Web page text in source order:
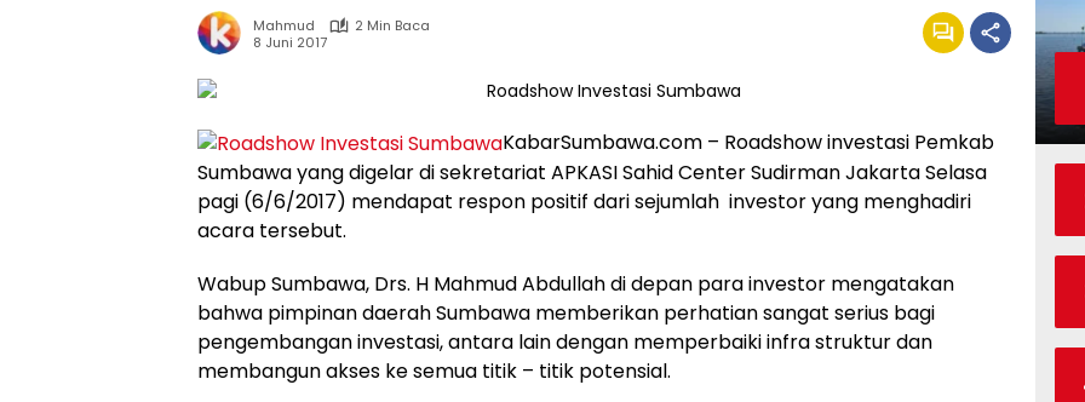
Mahmud
2 Min Baca
8 Juni 2017
KabarSumbawa.com – Roadshow investasi Pemkab
Sumbawa yang digelar di sekretariat APKASI Sahid Center Sudirman Jakarta Selasa
pagi (6/6/2017) mendapat respon positif dari sejumlah investor yang menghadiri
acara tersebut.
Wabup Sumbawa, Drs. H Mahmud Abdullah di depan para investor mengatakan
bahwa pimpinan daerah Sumbawa memberikan perhatian sangat serius bagi
pengembangan investasi, antara lain dengan memperbaiki infra struktur dan
membangun akses ke semua titik – titik potensial.